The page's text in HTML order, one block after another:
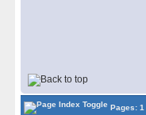
Pages: 1